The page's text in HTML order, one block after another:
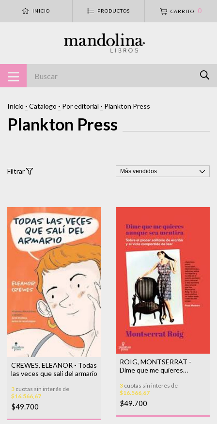
INICIO PRODUCTOS CARRITO 0
Inicio - Catalogo - Por editorial - Plankton Press
Plankton Press
Filtrar
CREWES, ELEANOR - Todas
las veces que sali del armario
3 cuotas sin interés de
$16.566,67
$49.700
ROIG, MONTSERRAT -
Dime que me quieres
el placer solitario de escribir
y el vicio compartido
3 cuotas sin interés de
$16.566,67
$49.700